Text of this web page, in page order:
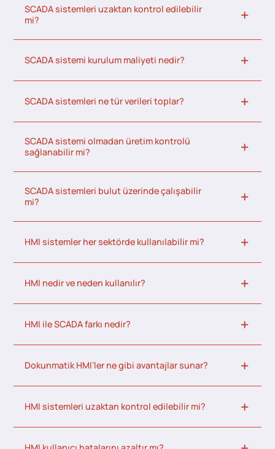
SCADA sistemleri uzaktan kontrol edilebilir
mi?
SCADA sistemi kurulum maliyeti nedir?
SCADA sistemleri ne tür verileri toplar?
SCADA sistemi olmadan üretim kontrolü
sağlanabilir mi?
SCADA sistemleri bulut üzerinde çalışabilir
mi?
HMI sistemler her sektörde kullanılabilir mi?
HMI nedir ve neden kullanılır?
HMI ile SCADA farkı nedir?
Dokunmatik HMI’ler ne gibi avantajlar sunar?
HMI sistemleri uzaktan kontrol edilebilir mi?